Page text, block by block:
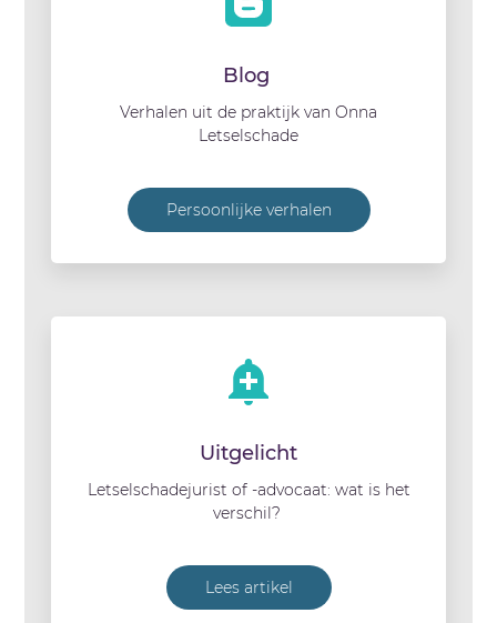
Blog
Verhalen uit de praktijk van Onna
Letselschade
Persoonlijke verhalen
Uitgelicht
Letselschadejurist of -advocaat: wat is het
verschil?
Lees artikel